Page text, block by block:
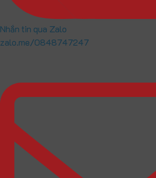
Nhắn tin qua Zalo
zalo.me/0848747247